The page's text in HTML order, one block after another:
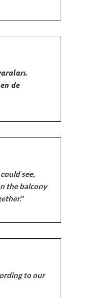
de
see,
the balcony
to our